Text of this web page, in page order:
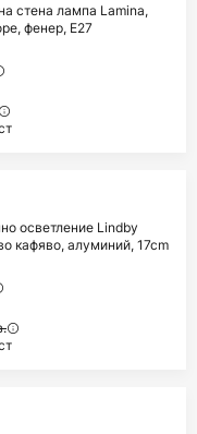
стена лампа Lamina,
фенер, E27
осветление Lindby
кафяво, алуминий, 17cm